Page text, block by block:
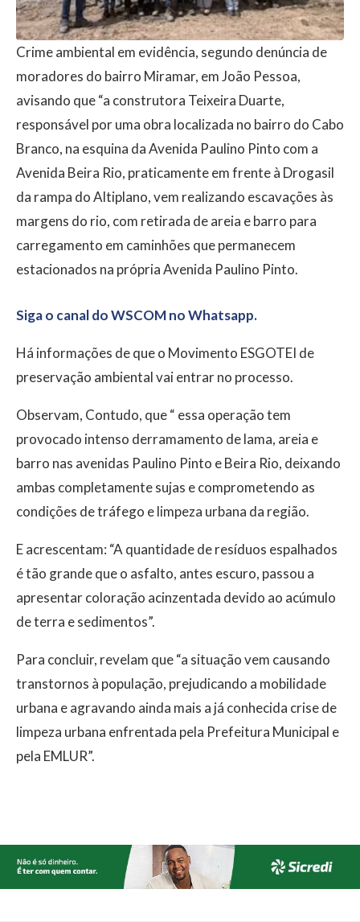
Crime ambiental em evidência, segundo denúncia de
moradores do bairro Miramar, em João Pessoa,
avisando que “a construtora Teixeira Duarte,
responsável por uma obra localizada no bairro do Cabo
Branco, na esquina da Avenida Paulino Pinto com a
Avenida Beira Rio, praticamente em frente à Drogasil
da rampa do Altiplano, vem realizando escavações às
margens do rio, com retirada de areia e barro para
carregamento em caminhões que permanecem
estacionados na própria Avenida Paulino Pinto.
Siga o canal do WSCOM no Whatsapp.
Há informações de que o Movimento ESGOTEI de
preservação ambiental vai entrar no processo.
Observam, Contudo, que “ essa operação tem
provocado intenso derramamento de lama, areia e
barro nas avenidas Paulino Pinto e Beira Rio, deixando
ambas completamente sujas e comprometendo as
condições de tráfego e limpeza urbana da região.
E acrescentam: “A quantidade de resíduos espalhados
é tão grande que o asfalto, antes escuro, passou a
apresentar coloração acinzentada devido ao acúmulo
de terra e sedimentos”.
Para concluir, revelam que “a situação vem causando
transtornos à população, prejudicando a mobilidade
urbana e agravando ainda mais a já conhecida crise de
limpeza urbana enfrentada pela Prefeitura Municipal e
pela EMLUR”.